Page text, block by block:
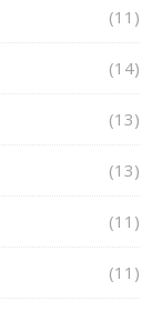
(11)
(14)
(13)
(13)
(11)
(11)